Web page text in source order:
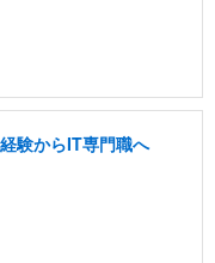
験からIT専門職へ